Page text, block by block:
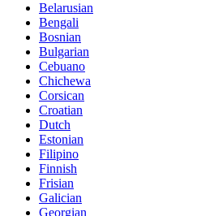
Belarusian
Bengali
Bosnian
Bulgarian
Cebuano
Chichewa
Corsican
Croatian
Dutch
Estonian
Filipino
Finnish
Frisian
Galician
Georgian